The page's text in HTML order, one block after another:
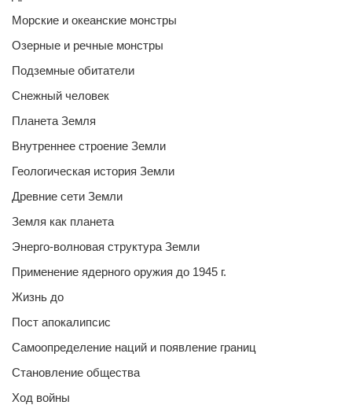
Морские и океанские монстры
Озерные и речные монстры
Подземные обитатели
Снежный человек
Планета Земля
Внутреннее строение Земли
Геологическая история Земли
Древние сети Земли
Земля как планета
Энерго-волновая структура Земли
Применение ядерного оружия до 1945 г.
Жизнь до
Пост апокалипсис
Самоопределение наций и появление границ
Становление общества
Ход войны